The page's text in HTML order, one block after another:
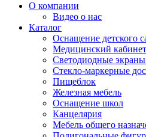
О компании
Видео о нас
Каталог
Оснащение детского
Медицинский кабинет
Светодиодные
Стекло-маркерные
Пищеблок
Железная мебель
Оснащение школ
Канцелярия
Мебель общего